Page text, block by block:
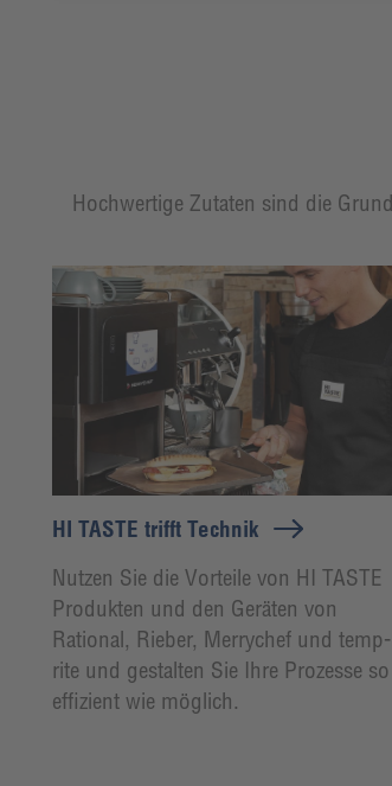
Hochwertige Zutaten sind die
HI TASTE trifft Technik
Nutzen Sie die Vorteile von HI TASTE
Produkten und den Geräten von
Rational, Rieber, Merrychef und temp-
rite und gestalten Sie Ihre Prozesse so
effizient wie möglich.